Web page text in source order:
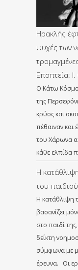
Ηρακλής
ψυχές των
Εποπτεία:
Ο Κάτω
της
κρύος και
πέθαιναν και
του Χάρωνα
κάθε ελπίδα
Η
του παιδιού
Η κατάθλιψη
βασανίζει
στο παιδί
δείκτη
σύμφωνα με
έρευνα. Οι